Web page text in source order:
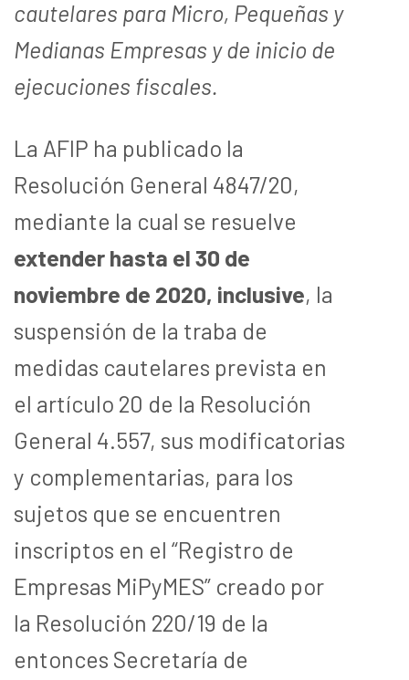
cautelares para Micro, Pequeñas y
Medianas Empresas y de inicio de
ejecuciones fiscales.
La AFIP ha publicado la
Resolución General 4847/20,
mediante la cual se resuelve
extender hasta el 30 de
noviembre de 2020, inclusive, la
suspensión de la traba de
medidas cautelares prevista en
el artículo 20 de la Resolución
General 4.557, sus modificatorias
y complementarias, para los
sujetos que se encuentren
inscriptos en el “Registro de
Empresas MiPyMES” creado por
la Resolución 220/19 de la
entonces Secretaría de